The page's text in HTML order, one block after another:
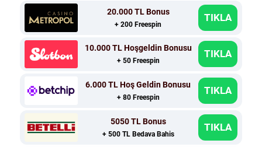
20.000 TL Bonus
+ 200 Freespin
TIKLA
10.000 TL Hoşgeldin Bonusu
+ 50 Freespin
TIKLA
6.000 TL Hoş Geldin Bonusu
+ 80 Freespin
TIKLA
5050 TL Bonus
+ 500 TL Bedava Bahis
TIKLA